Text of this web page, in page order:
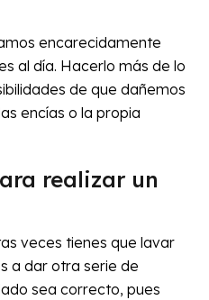
encarecidamente
al día. Hacerlo más de lo
de que dañemos
encías o la propia
realizar un
veces tienes que lavar
a dar otra serie de
sea correcto, pues